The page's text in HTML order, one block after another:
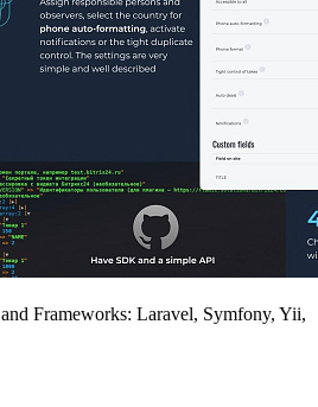
Frameworks: Laravel, Symfony, Yii,